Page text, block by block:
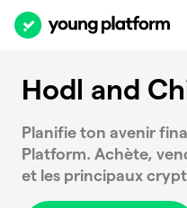
Hodl and
Planifie ton avenir
Platform. Achète,
et les principaux